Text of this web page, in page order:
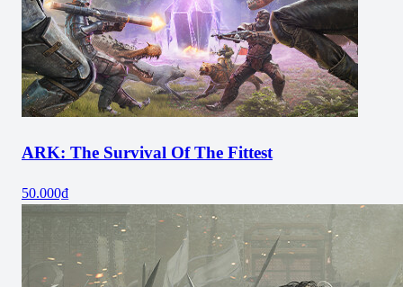
ARK: The Survival Of The Fittest
50.000₫